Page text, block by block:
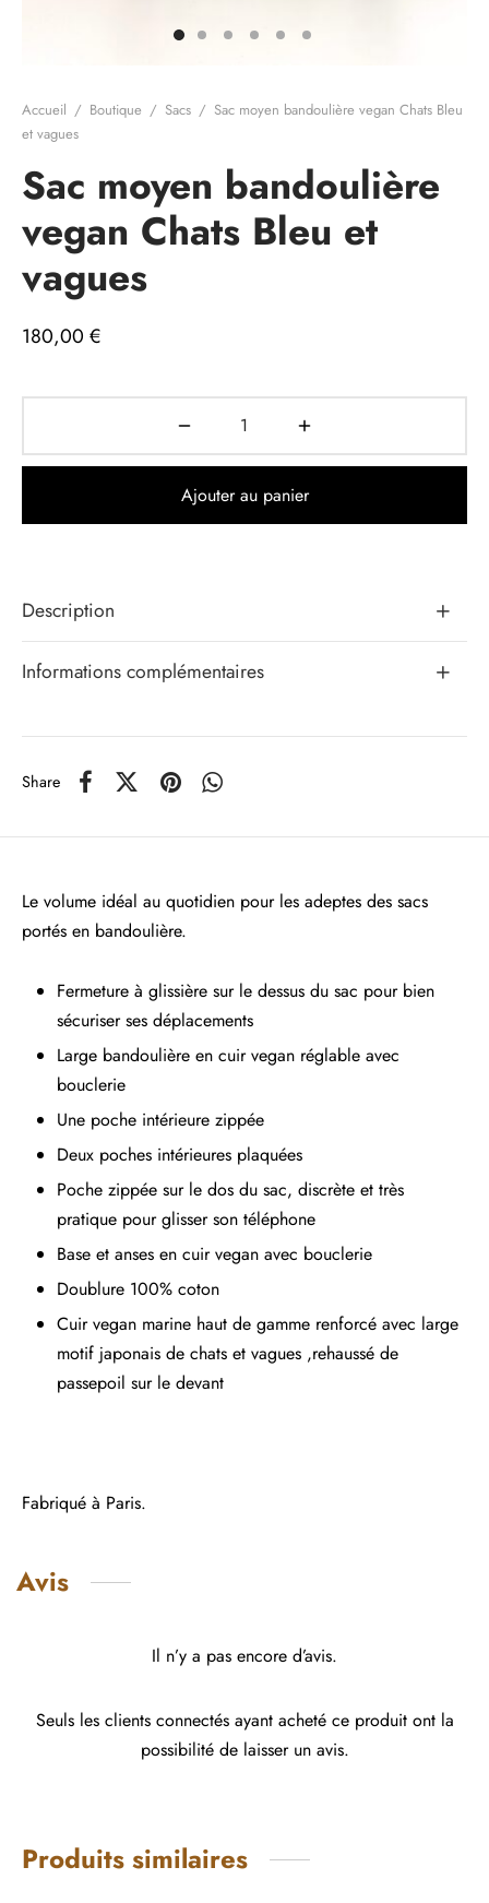
Accueil / Boutique / Sacs / Sac moyen bandoulière vegan Chats Bleu
et vagues
Sac moyen bandoulière
vegan Chats Bleu et
vagues
180,00 €
Ajouter au panier
Description
Informations complémentaires
Share
Le volume idéal au quotidien pour les adeptes des sacs
portés en bandoulière.
Fermeture à glissière sur le dessus du sac pour bien
sécuriser ses déplacements
Large bandoulière en cuir vegan réglable avec
bouclerie
Une poche intérieure zippée
Deux poches intérieures plaquées
Poche zippée sur le dos du sac, discrète et très
pratique pour glisser son téléphone
Base et anses en cuir vegan avec bouclerie
Doublure 100% coton
Cuir vegan marine haut de gamme renforcé avec large
motif japonais de chats et vagues ,rehaussé de
passepoil sur le devant
Fabriqué à Paris.
Avis
Il n’y a pas encore d’avis.
Seuls les clients connectés ayant acheté ce produit ont la
possibilité de laisser un avis.
Produits similaires